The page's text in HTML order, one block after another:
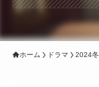
ホーム ドラマ 2024